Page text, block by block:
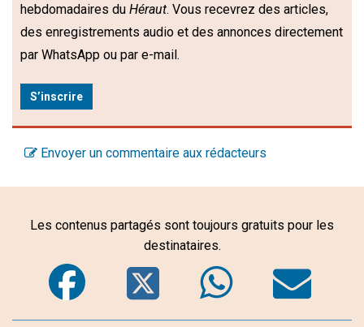
hebdomadaires du Héraut. Vous recevrez des articles,
des enregistrements audio et des annonces directement
par WhatsApp ou par e-mail.
S’inscrire
Envoyer un commentaire aux rédacteurs
Les contenus partagés sont toujours gratuits pour les
destinataires.
Facebook
Twitter